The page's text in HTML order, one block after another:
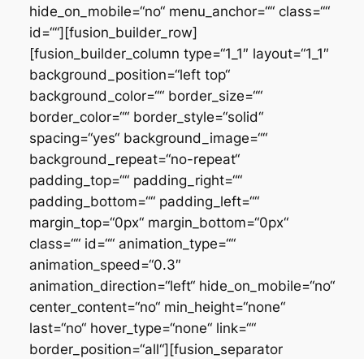
hide_on_mobile=“no“ menu_anchor=““ class=““
id=““][fusion_builder_row]
[fusion_builder_column type=“1_1″ layout=“1_1″
background_position=“left top“
background_color=““ border_size=““
border_color=““ border_style=“solid“
spacing=“yes“ background_image=““
background_repeat=“no-repeat“
padding_top=““ padding_right=““
padding_bottom=““ padding_left=““
margin_top=“0px“ margin_bottom=“0px“
class=““ id=““ animation_type=““
animation_speed=“0.3″
animation_direction=“left“ hide_on_mobile=“no“
center_content=“no“ min_height=“none“
last=“no“ hover_type=“none“ link=““
border_position=“all“][fusion_separator